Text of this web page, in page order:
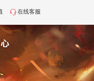
在线客服